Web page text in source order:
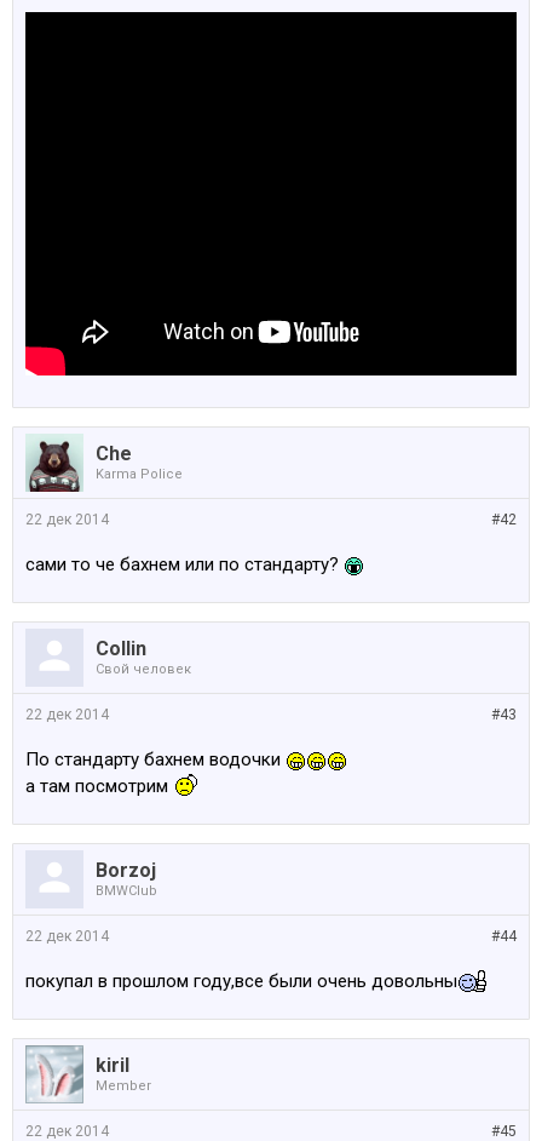
Che
Karma Police
#42
22 дек 2014
сами то че бахнем или по стандарту?
Collin
Свой человек
#43
22 дек 2014
По стандарту бахнем водочки
а там посмотрим
Borzoj
BMWClub
#44
22 дек 2014
покупал в прошлом году,все были очень довольны
kiril
Member
#45
22 дек 2014